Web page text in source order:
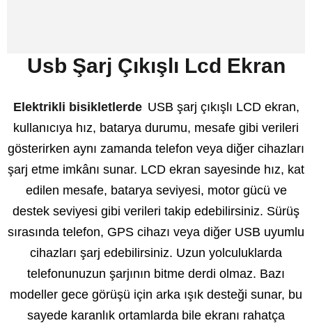
Usb Şarj Çıkışlı Lcd Ekran
Elektrikli bisikletlerde USB şarj çıkışlı LCD ekran,
kullanıcıya hız, batarya durumu, mesafe gibi verileri
gösterirken aynı zamanda telefon veya diğer cihazları
şarj etme imkânı sunar. LCD ekran sayesinde hız, kat
edilen mesafe, batarya seviyesi, motor gücü ve
destek seviyesi gibi verileri takip edebilirsiniz. Sürüş
sırasında telefon, GPS cihazı veya diğer USB uyumlu
cihazları şarj edebilirsiniz. Uzun yolculuklarda
telefonunuzun şarjının bitme derdi olmaz. Bazı
modeller gece görüşü için arka ışık desteği sunar, bu
sayede karanlık ortamlarda bile ekranı rahatça